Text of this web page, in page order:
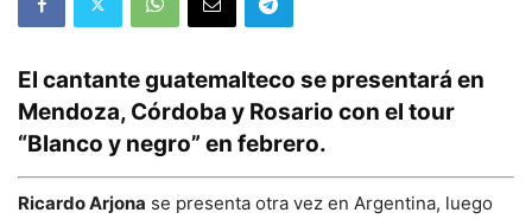
El cantante guatemalteco se presentará en
Mendoza, Córdoba y Rosario con el tour
“Blanco y negro” en febrero.
Ricardo Arjona se presenta otra vez en Argentina, luego